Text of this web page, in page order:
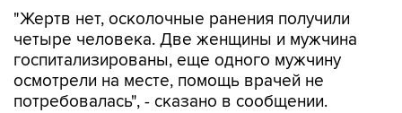
"Жертв нет, осколочные ранения получили
четыре человека. Две женщины и мужчина
госпитализированы, еще одного мужчину
осмотрели на месте, помощь врачей не
потребовалась", - сказано в сообщении.